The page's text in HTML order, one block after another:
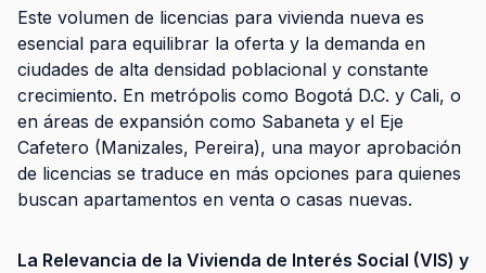
Este volumen de licencias para vivienda nueva es
esencial para equilibrar la oferta y la demanda en
ciudades de alta densidad poblacional y constante
crecimiento. En metrópolis como Bogotá D.C. y Cali, o
en áreas de expansión como Sabaneta y el Eje
Cafetero (Manizales, Pereira), una mayor aprobación
de licencias se traduce en más opciones para quienes
buscan apartamentos en venta o casas nuevas.
La Relevancia de la Vivienda de Interés Social (VIS) y